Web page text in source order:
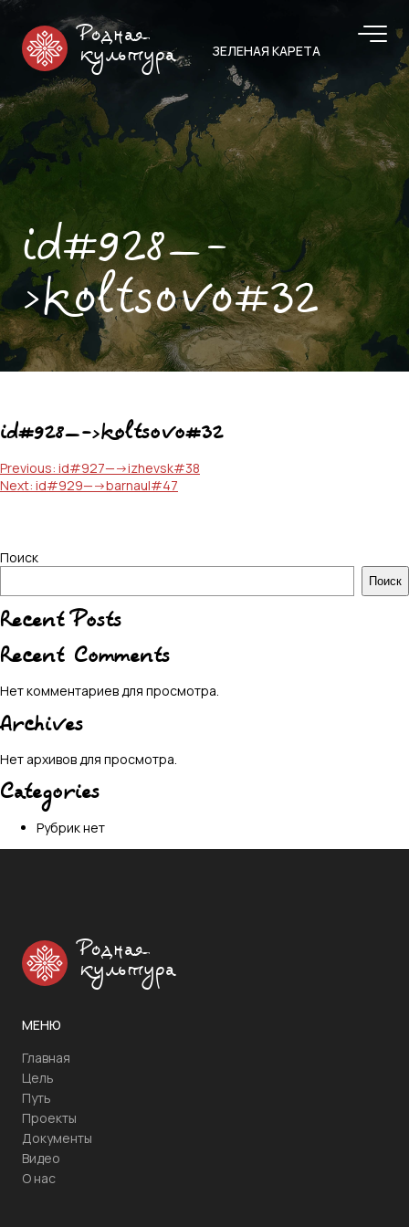
Родная
культура
ЗЕЛЕНАЯ КАРЕТА
id#928—-
>koltsovo#32
id#928—->koltsovo#32
Навигация
по
Previous: id#927—->izhevsk#38
Next: id#929—->barnaul#47
Поиск
Поиск
Recent Posts
Recent Comments
Нет комментариев для просмотра.
Archives
Нет архивов для просмотра.
Categories
Рубрик нет
Родная
культура
МЕНЮ
Главная
Цель
Путь
Проекты
Документы
Видео
О нас